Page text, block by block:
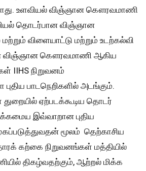
உளவியல் விஞ்ஞான கௌரவமாணி
தொடர்பான விஞ்ஞான
விளையாட்டு மற்றும் உடற்கல்வி
விஞ்ஞான கௌரவமாணி ஆகிய
IIHS நிறுவனம்
புதிய பாடநெறிகளில் அடங்கும்.
ஏற்படக்கூடிய தொடர்
இவ்வாறான புதிய
மூலம் தெற்காசிய
கற்கை நிறுவனங்கள் மத்தியில்
திகழ்வதற்கும், ஆற்றல் மிக்க